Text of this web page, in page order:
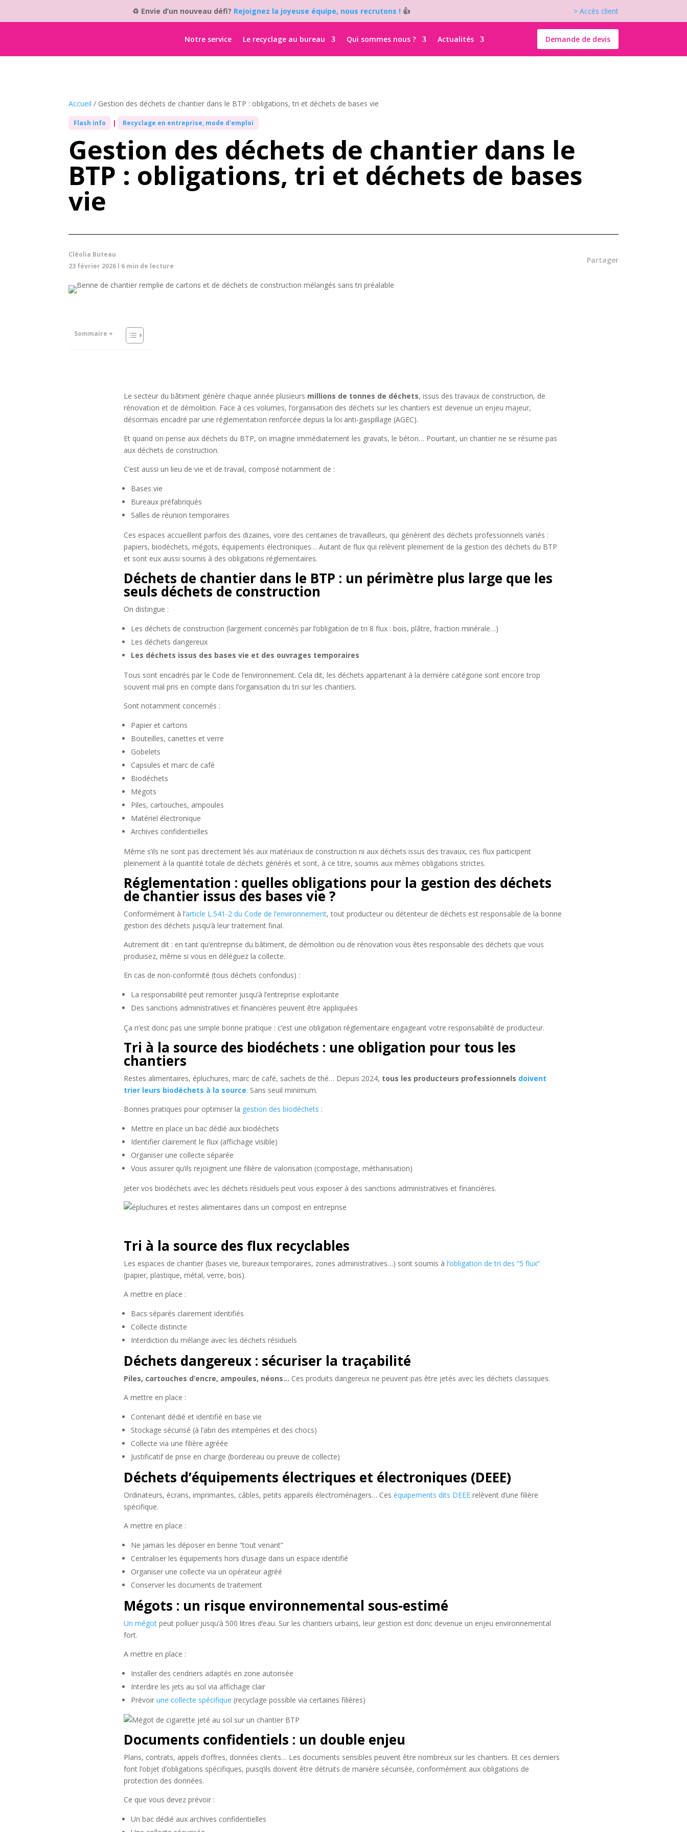
♻️ Envie d’un nouveau défi? Rejoignez la joyeuse équipe, nous recrutons !👍 > Accès client
Notre service Le recyclage au bureau Qui sommes nous ? Actualités Demande de devis
Accueil / Gestion des déchets de chantier dans le BTP : obligations, tri et déchets de bases vie
Flash info | Recyclage en entreprise, mode d'emploi
Gestion des déchets de chantier dans le
BTP : obligations, tri et déchets de bases
vie
Cléolia Buteau
23 février 2026 l 6 min de lecture
Partager
Sommaire +
Le secteur du bâtiment génère chaque année plusieurs millions de tonnes de déchets, issus des travaux de construction, de
rénovation et de démolition. Face à ces volumes, l’organisation des déchets sur les chantiers est devenue un enjeu majeur,
désormais encadré par une réglementation renforcée depuis la loi anti-gaspillage (AGEC).
Et quand on pense aux déchets du BTP, on imagine immédiatement les gravats, le béton… Pourtant, un chantier ne se résume pas
aux déchets de construction.
C’est aussi un lieu de vie et de travail, composé notamment de :
Bases vie
Bureaux préfabriqués
Salles de réunion temporaires
Ces espaces accueillent parfois des dizaines, voire des centaines de travailleurs, qui génèrent des déchets professionnels variés :
papiers, biodéchets, mégots, équipements électroniques… Autant de flux qui relèvent pleinement de la gestion des déchets du BTP
et sont eux aussi soumis à des obligations réglementaires.
Déchets de chantier dans le BTP : un périmètre plus large que les
seuls déchets de construction
On distingue :
Les déchets de construction (largement concernés par l’obligation de tri 8 flux : bois, plâtre, fraction minérale…)
Les déchets dangereux
Les déchets issus des bases vie et des ouvrages temporaires
Tous sont encadrés par le Code de l’environnement. Cela dit, les déchets appartenant à la dernière catégorie sont encore trop
souvent mal pris en compte dans l’organisation du tri sur les chantiers.
Sont notamment concernés :
Papier et cartons
Bouteilles, canettes et verre
Gobelets
Capsules et marc de café
Biodéchets
Mégots
Piles, cartouches, ampoules
Matériel électronique
Archives confidentielles
Même s’ils ne sont pas directement liés aux matériaux de construction ni aux déchets issus des travaux, ces flux participent
pleinement à la quantité totale de déchets générés et sont, à ce titre, soumis aux mêmes obligations strictes.
Réglementation : quelles obligations pour la gestion des déchets
de chantier issus des bases vie ?
Conformément à l’article L.541-2 du Code de l’environnement, tout producteur ou détenteur de déchets est responsable de la bonne
gestion des déchets jusqu’à leur traitement final.
Autrement dit : en tant qu’entreprise du bâtiment, de démolition ou de rénovation vous êtes responsable des déchets que vous
produisez, même si vous en déléguez la collecte.
En cas de non-conformité (tous déchets confondus) :
La responsabilité peut remonter jusqu’à l’entreprise exploitante
Des sanctions administratives et financières peuvent être appliquées
Ça n’est donc pas une simple bonne pratique : c’est une obligation réglementaire engageant votre responsabilité de producteur.
Tri à la source des biodéchets : une obligation pour tous les
chantiers
Restes alimentaires, épluchures, marc de café, sachets de thé… Depuis 2024, tous les producteurs professionnels doivent
trier leurs biodéchets à la source. Sans seuil minimum.
Bonnes pratiques pour optimiser la gestion des biodéchets :
Mettre en place un bac dédié aux biodéchets
Identifier clairement le flux (affichage visible)
Organiser une collecte séparée
Vous assurer qu’ils rejoignent une filière de valorisation (compostage, méthanisation)
Jeter vos biodéchets avec les déchets résiduels peut vous exposer à des sanctions administratives et financières.
Tri à la source des flux recyclables
Les espaces de chantier (bases vie, bureaux temporaires, zones administratives…) sont soumis à l’obligation de tri des “5 flux”
(papier, plastique, métal, verre, bois).
A mettre en place :
Bacs séparés clairement identifiés
Collecte distincte
Interdiction du mélange avec les déchets résiduels
Déchets dangereux : sécuriser la traçabilité
Piles, cartouches d’encre, ampoules, néons… Ces produits dangereux ne peuvent pas être jetés avec les déchets classiques.
A mettre en place :
Contenant dédié et identifié en base vie
Stockage sécurisé (à l’abri des intempéries et des chocs)
Collecte via une filière agréée
Justificatif de prise en charge (bordereau ou preuve de collecte)
Déchets d’équipements électriques et électroniques (DEEE)
Ordinateurs, écrans, imprimantes, câbles, petits appareils électroménagers… Ces équipements dits DEEErelèvent d’une filière
spécifique.
A mettre en place :
Ne jamais les déposer en benne “tout venant”
Centraliser les équipements hors d’usage dans un espace identifié
Organiser une collecte via un opérateur agréé
Conserver les documents de traitement
Mégots : un risque environnemental sous-estimé
Un mégotpeut polluer jusqu’à 500 litres d’eau. Sur les chantiers urbains, leur gestion est donc devenue un enjeu environnemental
fort.
A mettre en place :
Installer des cendriers adaptés en zone autorisée
Interdire les jets au sol via affichage clair
Prévoir une collecte spécifique (recyclage possible via certaines filières)
Documents confidentiels : un double enjeu
Plans, contrats, appels d’offres, données clients… Les documents sensibles peuvent être nombreux sur les chantiers. Et ces derniers
font l’objet d’obligations spécifiques, puisq’ils doivent être détruits de manière sécurisée, conformément aux obligations de
protection des données.
Ce que vous devez prévoir :
Un bac dédié aux archives confidentielles